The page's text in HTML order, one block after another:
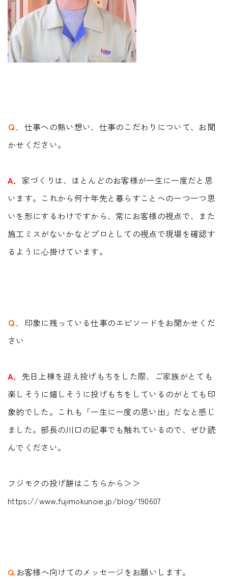
CONTACT
プライバシーポリシー
Ｑ． 仕事への熱い想い、仕事のこだわりについて、お聞
かせください。
A． 家づくりは、ほとんどのお客様が一生に一度だと思
います。これから何十年先と暮らすことへの一つ一つ思
いを形にするわけですから、常にお客様の視点で、また
施工ミスがないかなどプロとしての視点で現場を確認す
るように心掛けています。
Ｑ． 印象に残っている仕事のエピソードをお聞かせくだ
さい
A． 先日上棟を迎え投げもちをした際、ご家族がとても
楽しそうに嬉しそうに投げもちをしているのがとても印
象的でした。これも「一生に一度の思い出」だなと感じ
ました。部長の川口の記事でも触れているので、ぜひ読
んでください。
フジモクの投げ餅はこちらから＞＞
https://www.fujimokunoie.jp/blog/190607
Q.お客様へ向けてのメッセージをお願いします。